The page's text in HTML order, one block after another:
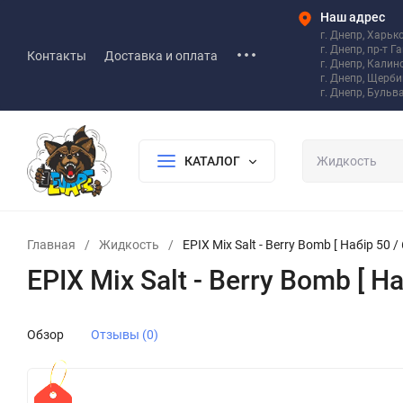
Контакты Доставка и оплата
Наш адрес
г. Днепр,
г. Днепр, пр-т
г. Днепр,
г. Днепр,
г. Днепр,
КАТАЛОГ
Главная / Жидкость / EPIX Mix Salt - Berry Bomb [ Набір 50
EPIX Mix Salt - Berry Bomb [
Обзор Отзывы (0)